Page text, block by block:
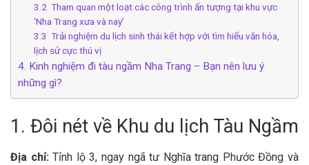
3.2 Tham quan một loạt các công trình ấn tượng tại khu vực
‘Nha Trang xưa và nay’
3.3 Trải nghiệm du lịch sinh thái kết hợp với tìm hiểu văn hóa,
lịch sử cực thú vị
4. Kinh nghiệm đi tàu ngầm Nha Trang – Bạn nên lưu ý
những gì?
1. Đôi nét về Khu du lịch Tàu Ngầm
Địa chỉ:Tỉnh lộ 3, ngay ngã tư Nghĩa trang Phước Đồng và